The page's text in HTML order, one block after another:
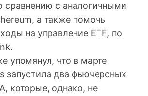
сравнению с аналогичными
а также помочь
на управление ETF, по
упомянул, что в марте
запустила два фьючерсных
которые, однако, не